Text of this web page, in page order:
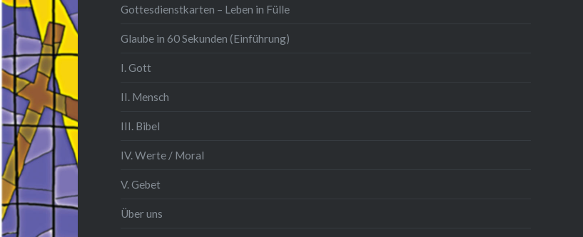
Gottesdienstkarten – Leben in Fülle
Glaube in 60 Sekunden (Einführung)
I. Gott
II. Mensch
III. Bibel
IV. Werte / Moral
V. Gebet
Über uns